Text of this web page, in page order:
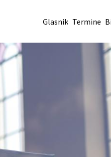
Glasnik Termine